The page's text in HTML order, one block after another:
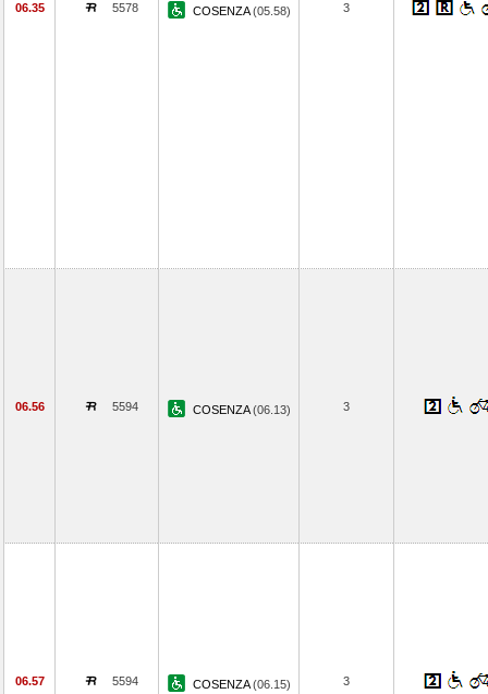
06.35 5578 COSENZA(05.58) 3
06.56 5594 COSENZA(06.13) 3
06.57 5594 COSENZA(06.15) 3